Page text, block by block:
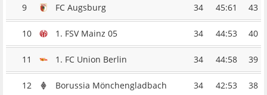
9 FC Augsburg 34 45:61 43
10 1. FSV Mainz 05 34 44:53 40
11 1. FC Union Berlin 34 44:58 39
12 Borussia Mönchengladbach 34 42:53 38